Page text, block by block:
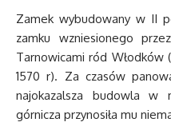
Zamek wybudowany w II
zamku wzniesionego
Tarnowicami ród Włodków
1570 r). Za czasów
najokazalsza budowla w
górnicza przynosiła mu